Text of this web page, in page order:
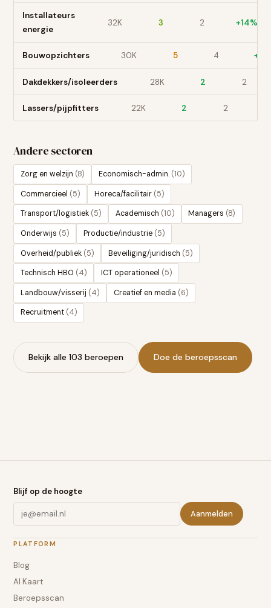
Installateurs
energie
32K 3 2 +14%
Bouwopzichters 30K 5 4 +
Dakdekkers/isoleerders 28K 2 2
Lassers/pijpfitters 22K 2 2
Andere sectoren
Zorg en welzijn (8) Economisch-admin. (10)
Commercieel (5) Horeca/facilitair (5)
Transport/logistiek (5) Academisch (10) Managers (8)
Onderwijs (5) Productie/industrie (5)
Overheid/publiek (5) Beveiliging/juridisch (5)
Technisch HBO (4) ICT operationeel (5)
Landbouw/visserij (4) Creatief en media (6)
Recruitment (4)
Bekijk alle 103 beroepen Doe de beroepsscan
Blijf op de hoogte
Aanmelden
PLATFORM
Blog
AI Kaart
Beroepsscan